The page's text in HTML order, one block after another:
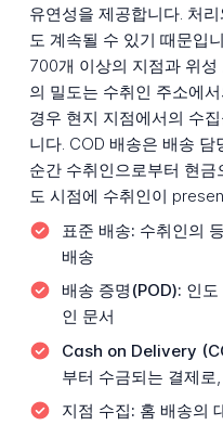
유연성을 제공합니다. 처
도 계속될 수 있기 때문입
700개 이상의 지점과 위
의 밀도는 수취인 주소에
경우 현지 지점에서의 수
니다. COD 배송은 배송
순간 수취인으로부터 현
도 시점에 수취인이
표준 배송: 수취인의
배송
배송 증명(POD): 인
인 문서
Cash on Delivery
부터 수금되는 결제
지점 수집: 홈 배송의